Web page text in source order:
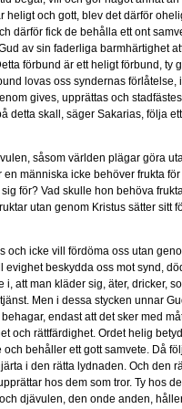
heligt och gott, blev det därför
därför fick de behålla ett ont
av sin faderliga barmhärtighet
förbund är ett heligt förbund, ty
lovas oss syndernas förlåtelse,
gives, upprättas och
detta skall, säger Sakarias, följa
såsom världen plägar göra
människa icke behöver frukta
för? Vad skulle hon behöva
utan genom Kristus sätter sitt
och icke vill fördöma oss utan
beskydda oss mot synd,
att man kläder sig, äter, dricker,
Men i dessa stycken unnar
endast att det sker med
och rättfärdighet. Ordet helig
behåller ett gott samvete. Då
i den rätta lydnaden. Och den
hos dem som tror. Ty hos
djävulen, den onde anden,